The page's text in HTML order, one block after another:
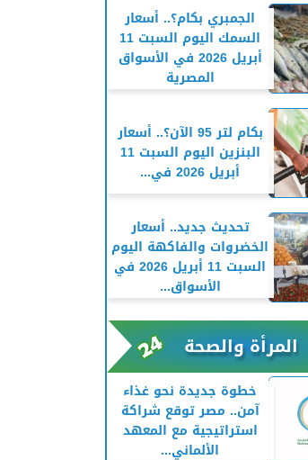
الجمبري بكام؟.. أسعار
السمك اليوم السبت 11
أبريل 2026 في الأسواق
المصرية
بكام لتر 95 الآن؟.. أسعار
البنزين اليوم السبت 11
أبريل 2026 في...
تحديث جديد.. أسعار
الخضروات والفاكهة اليوم
السبت 11 أبريل 2026 في
الأسواق...
المرأة والصحة
خطوة جديدة نحو غذاء
آمن.. مصر توقع شراكة
استراتيجية مع المعهد
الألماني...